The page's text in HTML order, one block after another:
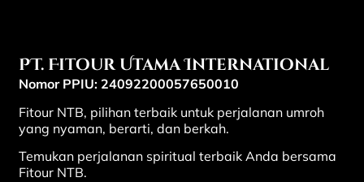
PT. Fitour Utama International
Nomor PPIU: 24092200057650010
Fitour NTB, pilihan terbaik untuk perjalanan umroh
yang nyaman, berarti, dan berkah.
Temukan perjalanan spiritual terbaik Anda bersama
Fitour NTB.